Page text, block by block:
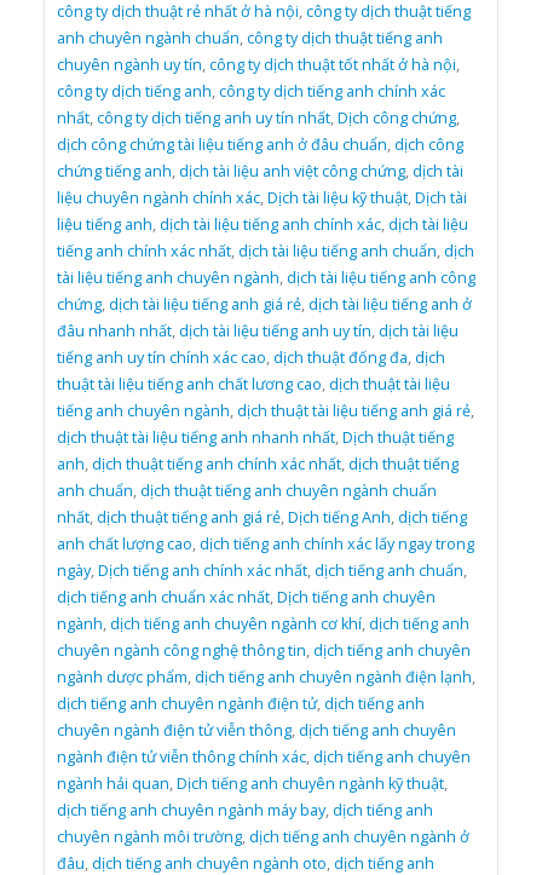
công ty dịch thuật rẻ nhất ở hà nội,công ty dịch thuật tiếng
anh chuyên ngành chuẩn,công ty dịch thuật tiếng anh
chuyên ngành uy tín,công ty dịch thuật tốt nhất ở hà nội,
công ty dịch tiếng anh,công ty dịch tiếng anh chính xác
nhất,công ty dịch tiếng anh uy tín nhất,Dịch công chứng,
dịch công chứng tài liệu tiếng anh ở đâu chuẩn,dịch công
chứng tiếng anh,dịch tài liệu anh việt công chứng,dịch tài
liệu chuyên ngành chính xác,Dịch tài liệu kỹ thuật,Dịch tài
liệu tiếng anh,dịch tài liệu tiếng anh chính xác,dịch tài liệu
tiếng anh chính xác nhất,dịch tài liệu tiếng anh chuẩn,dịch
tài liệu tiếng anh chuyên ngành,dịch tài liệu tiếng anh công
chứng,dịch tài liệu tiếng anh giá rẻ,dịch tài liệu tiếng anh ở
đâu nhanh nhất,dịch tài liệu tiếng anh uy tín,dịch tài liệu
tiếng anh uy tín chính xác cao,dịch thuật đống đa,dịch
thuật tài liệu tiếng anh chất lương cao,dịch thuật tài liệu
tiếng anh chuyên ngành,dịch thuật tài liệu tiếng anh giá rẻ,
dịch thuật tài liệu tiếng anh nhanh nhất,Dịch thuật tiếng
anh,dịch thuật tiếng anh chính xác nhất,dịch thuật tiếng
anh chuẩn,dịch thuật tiếng anh chuyên ngành chuẩn
nhất,dịch thuật tiếng anh giá rẻ,Dịch tiếng Anh,dịch tiếng
anh chất lượng cao,dịch tiếng anh chính xác lấy ngay trong
ngày,Dịch tiếng anh chính xác nhất,dịch tiếng anh chuẩn,
dịch tiếng anh chuẩn xác nhất,Dịch tiếng anh chuyên
ngành,dịch tiếng anh chuyên ngành cơ khí,dịch tiếng anh
chuyên ngành công nghệ thông tin,dịch tiếng anh chuyên
ngành dược phẩm,dịch tiếng anh chuyên ngành điện lạnh,
dịch tiếng anh chuyên ngành điện tử,dịch tiếng anh
chuyên ngành điện tử viễn thông,dịch tiếng anh chuyên
ngành điện tử viễn thông chính xác,dịch tiếng anh chuyên
ngành hải quan,Dịch tiếng anh chuyên ngành kỹ thuật,
dịch tiếng anh chuyên ngành máy bay,dịch tiếng anh
chuyên ngành môi trường,dịch tiếng anh chuyên ngành ở
đâu,dịch tiếng anh chuyên ngành oto,dịch tiếng anh